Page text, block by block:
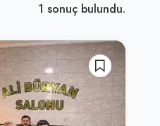
1 sonuç bulundu.